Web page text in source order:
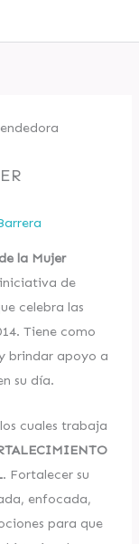
la Mujer
de
celebra las
Tiene como
brindar apoyo a
su día.
cuales trabaja
. Fortalecer su
enfocada,
para que